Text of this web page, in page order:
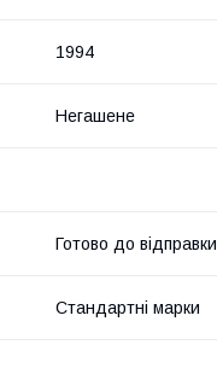
1994
Негашене
Готово до відправки
Стандартні марки